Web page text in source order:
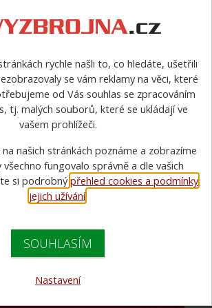
druhých.
a polokošile >Polokošile pro ROZHODČÍ,
rychle našli to, co hledáte, ušetřili
se vám reklamy na věci, které
od Vás souhlas se zpracováním
tj. malých souborů, které se ukládají ve
vašem prohlížeči.
našich stránkách poznáme a zobrazíme
fungovalo správně a dle vašich
si podrobnýpřehled cookies a podmínky
jejich užívání.
SOUHLASÍM
Nastavení